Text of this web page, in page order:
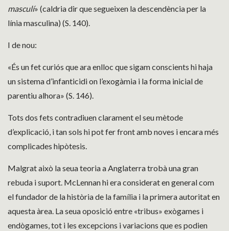
masculí» (caldria dir que segueixen la descendència per la
línia masculina) (S. 140).
I de nou:
«És un fet curiós que ara enlloc que sigam conscients hi haja
un sistema d’infanticidi on l’exogàmia i la forma inicial de
parentiu alhora» (S. 146).
Tots dos fets contradiuen clarament el seu mètode
d’explicació, i tan sols hi pot fer front amb noves i encara més
complicades hipòtesis.
Malgrat això la seua teoria a Anglaterra trobà una gran
rebuda i suport. McLennan hi era considerat en general com
el fundador de la història de la família i la primera autoritat en
aquesta àrea. La seua oposició entre «tribus» exògames i
endògames, tot i les excepcions i variacions que es podien